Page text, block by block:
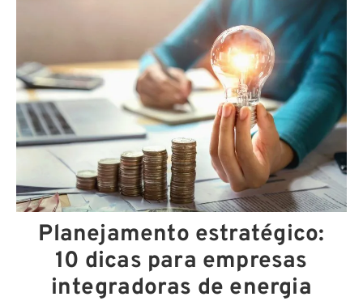
Planejamento estratégico:
10 dicas para empresas
integradoras de energia